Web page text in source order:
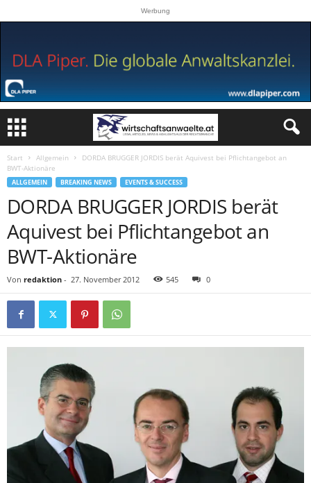
Werbung
Start Allgemein
DORDA BRUGGER JORDIS berät Aquivest bei Pflichtangebot an
BWT-Aktionäre
ALLGEMEIN BREAKING NEWS EVENTS & SUCCESS
DORDA BRUGGER JORDIS berät
Aquivest bei Pflichtangebot an
BWT-Aktionäre
Von redaktion - 27. November 2012 545 0